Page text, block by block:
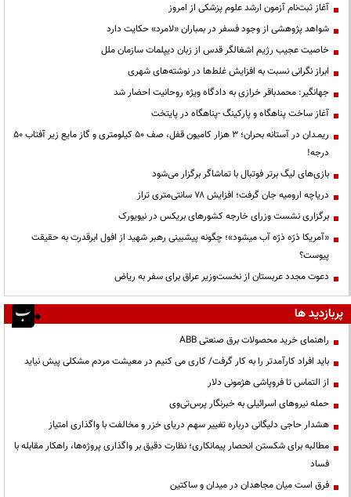
آغاز ثبت‌نام آزمون ارشد علوم پزشکی از امروز
شواهد پژوهشی از وجود فسفر در بمباران «لامرد» حکایت دارد
خاصیت عجیب رژیم اشغالگر قدس از زبان دیپلمات سازمان ملل
ابراز نگرانی نسبت به افزایش غلط‌ها در نوشته‌های شهری
جهانگیر: محمدباقر خرازی به دادگاه ویژه روحانیت احضار شد
آغاز ساخت پناهگاه و پارکینگ -پناهگاه در پایتخت
ریمـدان در آستانه بحران؛ ۳ هزار کامیون قفل، صف ۵۰ کیلومتری و گاز مایع زیر آفتاب ۵۰
درجه!
بازی‌های لیگ برتر فوتبال با تماشاگر برگزار می‌شود
دریاچه ارومیه جان گرفت؛ افزایش ۷۸ سانتی‌متری تراز
برگزاری نشست وزرای خارجه کشورهای بریکس در نیویورک
«آمریکا ذرّه ذرّه آب میشود»؛ چگونه پیشبینی رهبر شهید از افول ابرقدرت به حقیقت
پیوست؟
دعوت مجدد عربستان از نخست‌وزیر عراق برای سفر به ریاض
پربازدید ها
راهنمای خرید محصولات برق صنعتی ABB
باید افراد کارآمدتر را به کار گرفت/ کاری می کنیم در معیشت مردم مشکلی پیش نیاید
از التماس تا فروپاشی هژمونی دلار
حمله نیروهای اسرائیلی به خبرنگار پرس‌تی‌وی
هشدار حاجی دلیگانی درباره تغییر سهم دریای خزر و مخالفت با واگذاری امتیاز
مطالبه برای شکستن انحصار پیمانکاری؛ نظارت دقیق بر واگذاری پروژه‌ها، راهکار مقابله با
فساد
فرق است میان مجاهدان در میدان و ساکتین